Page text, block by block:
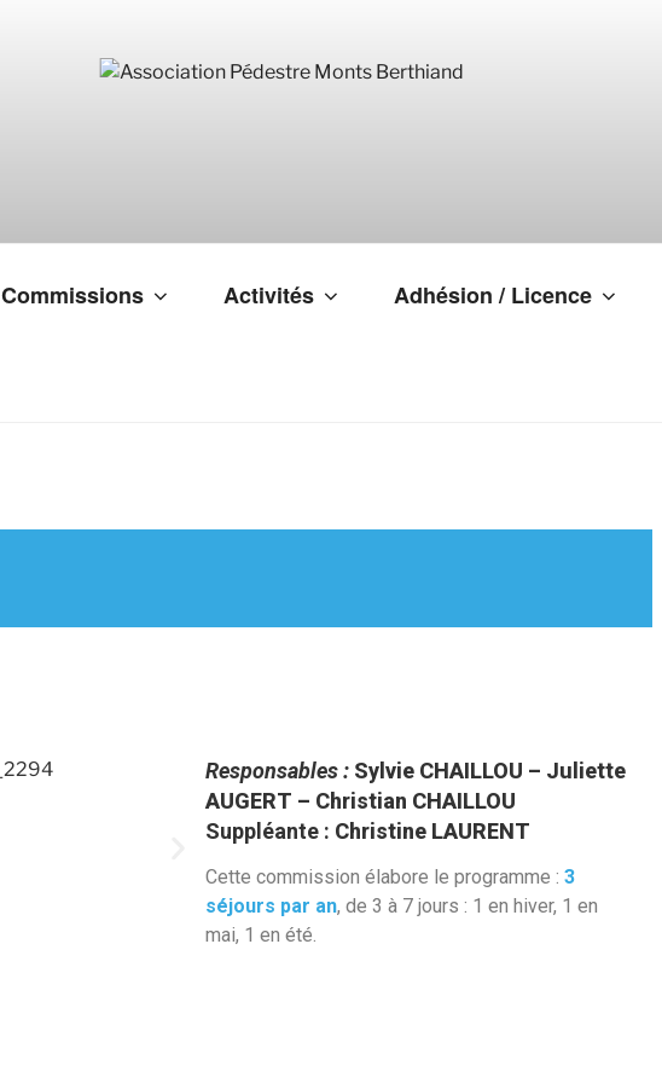
ASSOCIATION
Commissions Activités Adhésion / Licence
Responsables: Sylvie CHAILLOU – Juliette
AUGERT – Christian CHAILLOU
Suppléante : Christine LAURENT
Cette commission élabore le programme : 3
séjours par an, de 3 à 7 jours : 1 en hiver, 1 en
mai, 1 en été.